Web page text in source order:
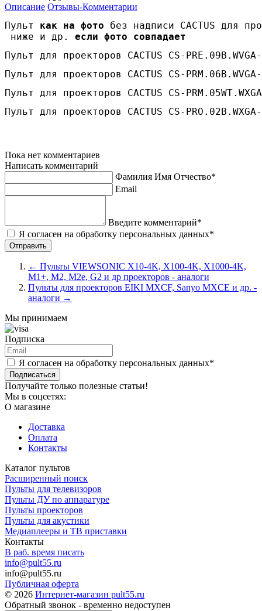
Описание Отзывы-Комментарии
Пульт как на фото без надписи CACTUS для
ниже и др. если фото совпадает
Пульт для проекторов CACTUS CS-
Пульт для проекторов CACTUS CS-
Пульт для проекторов CACTUS CS-
Пульт для проекторов CACTUS CS-
Пока нет комментариев
Написать комментарий
Фамилия Имя Отчество*
Email
Введите комментарий*
Я согласен на обработку персональных данных*
← Пульты VIEWSONIC X10-4K, X100-4K, X1000-4K,
M1+, M2, M2e, G2 и др проекторов - аналоги
Пульты для проекторов EIKI MXCF, Sanyo MXCE и др. -
аналоги →
Мы принимаем
Подписка
Я согласен на обработку персональных данных*
Подписаться
Получайте только полезные статьи!
Мы в соцсетях:
О магазине
Доставка
Оплата
Контакты
Каталог пультов
Расширенный поиск
Пульты для телевизоров
Пульты ДУ по аппаратуре
Пульты проекторов
Пульты для акустики
Медиаплееры и ТВ приставки
Контакты
В раб. время писать
info@pult55.ru
info@pult55.ru
Публичная оферта
© 2026 Интернет-магазин pult55.ru
Обратный звонок - временно недоступен